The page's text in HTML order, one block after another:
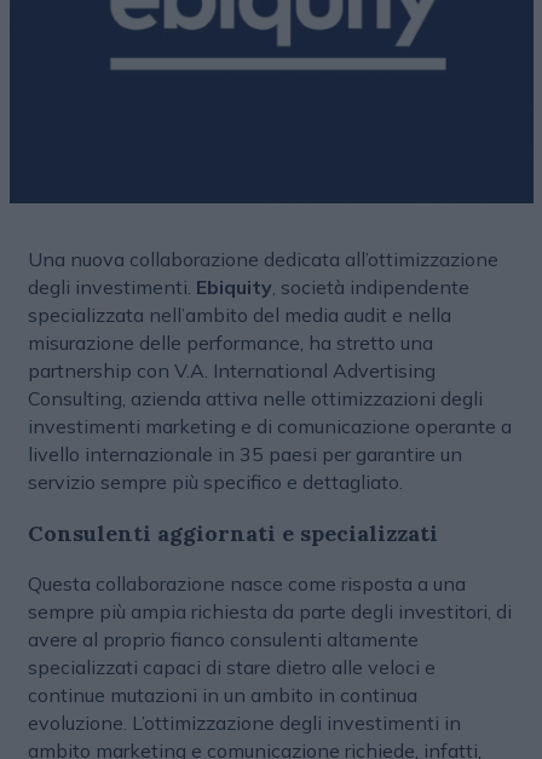
Una nuova collaborazione dedicata all’ottimizzazione
degli investimenti. Ebiquity, società indipendente
specializzata nell’ambito del media audit e nella
misurazione delle performance, ha stretto una
partnership con V.A. International Advertising
Consulting, azienda attiva nelle ottimizzazioni degli
investimenti marketing e di comunicazione operante a
livello internazionale in 35 paesi per garantire un
servizio sempre più specifico e dettagliato.
Consulenti aggiornati e specializzati
Questa collaborazione nasce come risposta a una
sempre più ampia richiesta da parte degli investitori, di
avere al proprio fianco consulenti altamente
specializzati capaci di stare dietro alle veloci e
continue mutazioni in un ambito in continua
evoluzione. L’ottimizzazione degli investimenti in
ambito marketing e comunicazione richiede, infatti,